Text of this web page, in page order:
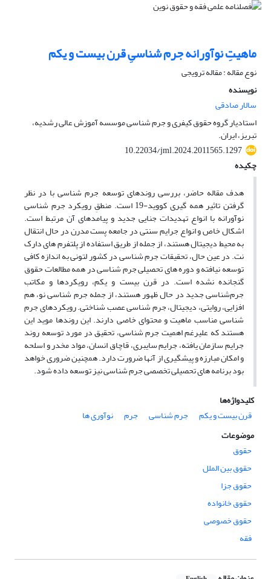
ماهیتِ نوآورانه جرم شناسیِ قرن بیست و یکم
نوع مقاله : مقاله ترویجی
نویسنده
سالار صادقی
استادیار گروه حقوق کیفری و جرم شناسی موسسه آموزش عالی رشدیه،
تبریز، ایران.
10.22034/jml.2024.2011565.1297
چکیده
هدف مقاله حاضر، بررسی روندهای توسعه جرم شناسی با در نظر
گرفتن تاثیر همه گیری کووید-19 است. منطقِ رویکرد جرم شناسی
نوآورانه با انواع تهدیدات جنایی جدید و پیامدهای آن مرتبط است.
اشکال خاص و انواع جرایم سنتی در جامعه پست مدرن در حال انتقال
به محیط دیجیتال هستند، از جمله از طریق استفاده از پلتفرم های دارک
نت. در عین حال، تحقیقات جرم شناسی در کشور لتونی به اندازه کافی
توسعه نیافته و دوره های تحصیلی جرم شناسی در همه مطالعات حقوق
گنجانده نشده است. در قرن بیست و یکم، رویکردها و مکاتب
جرم‌شناسی جدید در حال ظهور هستند، از جمله جرم شناسی نو، هم
افزایی، روایتی، دیجیتال، جرم شناسی عصب شناختی. رویکردهای جرم
شناسی مناسب ماهیت و محتوای خاصی دارند. این روندها موید این
هستند که علیرغم اهمیت جرم شناسی، تحقیق در مورد توسعه روند
جرایم سازمان یافته، جرایم سایبری، قاچاق انسان، مواد مخدر و اسلحه
و امکان مبارزه و پیشگیری از آنها ضرورت دارد. همچنین ضروری خواهد
بود برنامه های تحصیلی تخصصی جرم شناسی نیز توسعه داده شود.
کلیدواژه‌ها
قرن بیست و یکم
جرم شناسی جرم
نوآوری ها
موضوعات
حقوق
حقوق بین الملل
حقوق جزا
حقوق خانواده
حقوق خصوصی
فقه